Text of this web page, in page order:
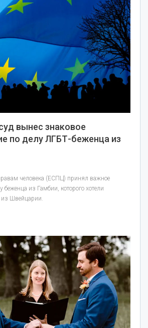
вынес знаковое
по делу ЛГБТ-беженца из
человека (ЕСПЦ) принял важное
беженца из Гамбии, которого хотели
из Швейцарии.